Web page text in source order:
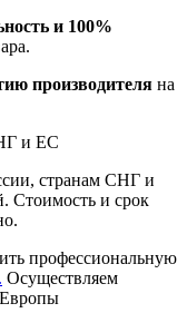
и 100%
производителя на
и ЕС
странам СНГ и
Стоимость и срок
профессиональную
Осуществляем
Европы